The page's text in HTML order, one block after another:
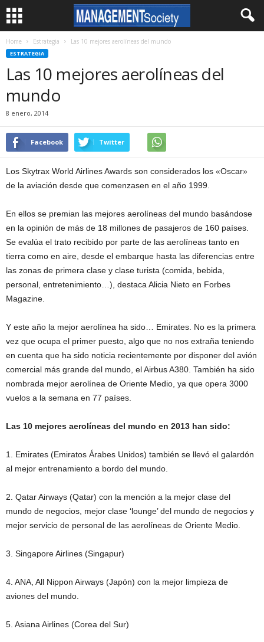
Home Estrategia Las 10 mejores aerolíneas del mundo
ESTRATEGIA
Las 10 mejores aerolíneas del
mundo
8 enero, 2014
Facebook Twitter
Los Skytrax World Airlines Awards son considerados los «Oscar»
de la aviación desde que comenzasen en el año 1999.
En ellos se premian las mejores aerolíneas del mundo basándose
en la opinión de más de 18 millones de pasajeros de 160 países.
Se evalúa el trato recibido por parte de las aerolíneas tanto en
tierra como en aire, desde el embarque hasta las diferencias entre
las zonas de primera clase y clase turista (comida, bebida,
personal, entretenimiento…), destaca Alicia Nieto en Forbes
Magazine.
Y este año la mejor aerolínea ha sido… Emirates. No es la primera
vez que ocupa el primer puesto, algo que no nos extraña teniendo
en cuenta que ha sido noticia recientemente por disponer del avión
comercial más grande del mundo, el Airbus A380. También ha sido
nombrada mejor aerolínea de Oriente Medio, ya que opera 3000
vuelos a la semana en 77 países.
Las 10 mejores aerolíneas del mundo en 2013 han sido:
1. Emirates (Emiratos Árabes Unidos) también se llevó el galardón
al mejor entrenamiento a bordo del mundo.
2. Qatar Airways (Qatar) con la mención a la mejor clase del
mundo de negocios, mejor clase ‘lounge’ del mundo de negocios y
mejor servicio de personal de las aerolíneas de Oriente Medio.
3. Singapore Airlines (Singapur)
4. ANA, All Nippon Airways (Japón) con la mejor limpieza de
aviones del mundo.
5. Asiana Airlines (Corea del Sur)